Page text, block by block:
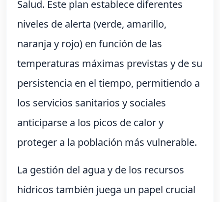
Salud. Este plan establece diferentes
niveles de alerta (verde, amarillo,
naranja y rojo) en función de las
temperaturas máximas previstas y de su
persistencia en el tiempo, permitiendo a
los servicios sanitarios y sociales
anticiparse a los picos de calor y
proteger a la población más vulnerable.
La gestión del agua y de los recursos
hídricos también juega un papel crucial